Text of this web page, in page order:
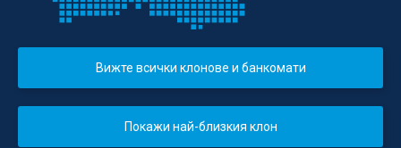
Вижте всички клонове и банкомати
Покажи най-близкия клон